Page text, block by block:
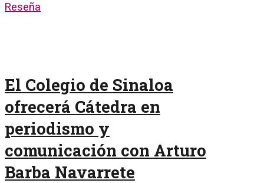
Reseña
El Colegio de Sinaloa
ofrecerá Cátedra en
periodismo y
comunicación con Arturo
Barba Navarrete